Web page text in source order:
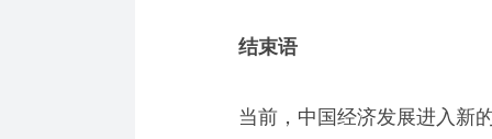
结束语
当前，中国经济发展进入新的